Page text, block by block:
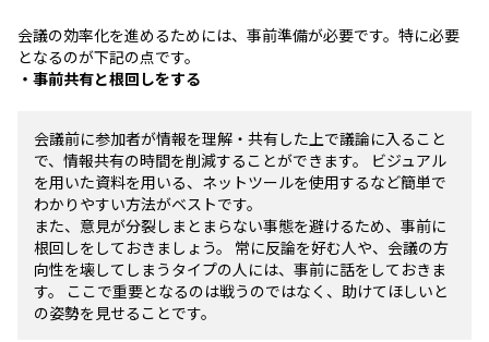
会議の効率化を進めるためには、事前準備が必要です。特に必要
となるのが下記の点です。
・事前共有と根回しをする
会議前に参加者が情報を理解・共有した上で議論に入ること
で、情報共有の時間を削減することができます。 ビジュアル
を用いた資料を用いる、ネットツールを使用するなど簡単で
わかりやすい方法がベストです。
また、意見が分裂しまとまらない事態を避けるため、事前に
根回しをしておきましょう。 常に反論を好む人や、会議の方
向性を壊してしまうタイプの人には、事前に話をしておきま
す。 ここで重要となるのは戦うのではなく、助けてほしいと
の姿勢を見せることです。